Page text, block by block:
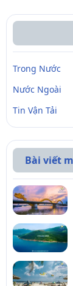
Trong Nước
Nước Ngoài
Tin Vận Tải
Bài viết